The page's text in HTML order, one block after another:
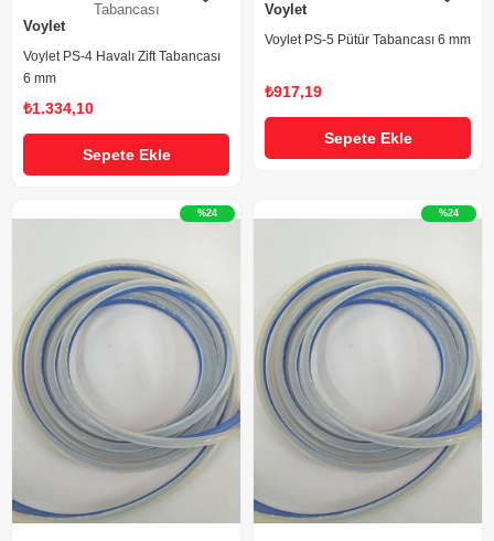
Tabancası
Voylet
Voylet PS-4 Havalı Zift Tabancası
6 mm
₺1.334,10
Sepete Ekle
Voylet
Voylet PS-5 Pütür Tabancası 6 mm
₺917,19
Sepete Ekle
%24 %24